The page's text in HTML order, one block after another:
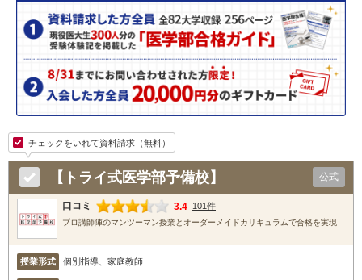
チェックをいれて資料請求（無料）
【トライ式医学部予備校】 公式
口コミ 3.4 101件
プロ講師陣のマンツーマン授業とオーダーメイドカリキュラムで合格を実現
授業形式 個別指導、家庭教師